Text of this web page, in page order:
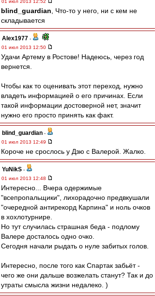
01 июл 2013 12:52
blind_guardian , Что-то у него, ни с кем не
складывается
Alex1977 -
01 июл 2013 12:50
Удачи Артему в Ростове! Надеюсь, через год
вернется.
Чтобы как то оценивать этот переход, нужно
владеть информацией о его причинах. Если
такой информации достоверной нет, значит
нужно его просто принять как факт.
blind_guardian -
01 июл 2013 12:49
Короче не срослось у Дзю с Валерой. Жалко.
YuNikS -
01 июл 2013 12:48
Интересно... Вчера одержимые
"всепропальщики", лихорадочно предвкушали
"очередной антирекорд Карпина" и ноль очков
в хохлотурнире.
Но тут случилась страшная беда - подлому
Валере досталось одно очко.
Сегодня начали рыдать о нуле забитых голов.
Интересно, после того как Спартак забьёт -
чего же они дальше возжелать станут? Так и до
утраты смысла жизни недалеко. )